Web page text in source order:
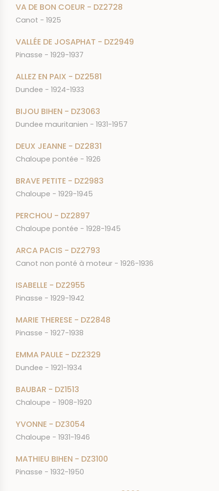
VA DE BON COEUR - DZ2728
Canot - 1925
VALLÉE DE JOSAPHAT - DZ2949
Pinasse - 1929-1937
ALLEZ EN PAIX - DZ2581
Dundee - 1924-1933
BIJOU BIHEN - DZ3063
Dundee mauritanien - 1931-1957
DEUX JEANNE - DZ2831
Chaloupe pontée - 1926
BRAVE PETITE - DZ2983
Chaloupe - 1929-1945
PERCHOU - DZ2897
Chaloupe pontée - 1928-1945
ARCA PACIS - DZ2793
Canot non ponté à moteur - 1926-1936
ISABELLE - DZ2955
Pinasse - 1929-1942
MARIE THERESE - DZ2848
Pinasse - 1927-1938
EMMA PAULE - DZ2329
Dundee - 1921-1934
BAUBAR - DZ1513
Chaloupe - 1908-1920
YVONNE - DZ3054
Chaloupe - 1931-1946
MATHIEU BIHEN - DZ3100
Pinasse - 1932-1950